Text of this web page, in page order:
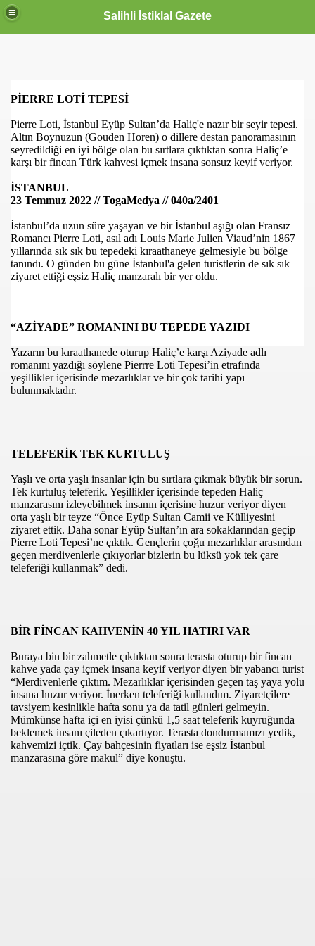
Salihli İstiklal Gazete
PİERRE LOTİ TEPESİ
Pierre Loti, İstanbul Eyüp Sultan’da Haliç'e nazır bir seyir tepesi.
Altın Boynuzun (Gouden Horen) o dillere destan panoramasının
seyredildiği en iyi bölge olan bu sırtlara çıktıktan sonra Haliç’e
karşı bir fincan Türk kahvesi içmek insana sonsuz keyif veriyor.
İSTANBUL
23 Temmuz 2022 // TogaMedya // 040a/2401
İstanbul’da uzun süre yaşayan ve bir İstanbul aşığı olan Fransız
Romancı Pierre Loti, asıl adı Louis Marie Julien Viaud’nin 1867
yıllarında sık sık bu tepedeki kıraathaneye gelmesiyle bu bölge
tanındı. O günden bu güne İstanbul'a gelen turistlerin de sık sık
ziyaret ettiği eşsiz Haliç manzaralı bir yer oldu.
“AZİYADE” ROMANINI BU TEPEDE YAZIDI
Yazarın bu kıraathanede oturup Haliç’e karşı Aziyade adlı
romanını yazdığı söylene Pierrre Loti Tepesi’in etrafında
yeşillikler içerisinde mezarlıklar ve bir çok tarihi yapı
bulunmaktadır.
TELEFERİK TEK KURTULUŞ
Yaşlı ve orta yaşlı insanlar için bu sırtlara çıkmak büyük bir sorun.
Tek kurtuluş teleferik. Yeşillikler içerisinde tepeden Haliç
manzarasını izleyebilmek insanın içerisine huzur veriyor diyen
orta yaşlı bir teyze “Önce Eyüp Sultan Camii ve Külliyesini
ziyaret ettik. Daha sonar Eyüp Sultan’ın ara sokaklarından geçip
Pierre Loti Tepesi’ne çıktık. Gençlerin çoğu mezarlıklar arasından
geçen merdivenlerle çıkıyorlar bizlerin bu lüksü yok tek çare
teleferiği kullanmak” dedi.
BİR FİNCAN KAHVENİN 40 YIL HATIRI VAR
Buraya bin bir zahmetle çıktıktan sonra terasta oturup bir fincan
kahve yada çay içmek insana keyif veriyor diyen bir yabancı turist
“Merdivenlerle çıktım. Mezarlıklar içerisinden geçen taş yaya yolu
insana huzur veriyor. İnerken teleferiği kullandım. Ziyaretçilere
tavsiyem kesinlikle hafta sonu ya da tatil günleri gelmeyin.
Mümkünse hafta içi en iyisi çünkü 1,5 saat teleferik kuyruğunda
beklemek insanı çileden çıkartıyor. Terasta dondurmamızı yedik,
kahvemizi içtik. Çay bahçesinin fiyatları ise eşsiz İstanbul
manzarasına göre makul” diye konuştu.
DÜZENLEMESİ
EL SANATLARI SERGiSi ACTI
ODASI BASKAN ADAYI iBRAHiM YÜKSEL
GÖREViNE BASLADI